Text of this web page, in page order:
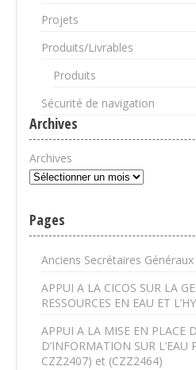
Projets
Produits/Livrables
Produits
Sécurité de navigation
Archives
Archives
Pages
Anciens Secrétaires Généraux
APPUI A LA CICOS SUR LA
RESSOURCES EN EAU ET
APPUI A LA MISE EN PLACE
D’INFORMATION SUR L’EAU
CZZ2407) et (CZZ2464)